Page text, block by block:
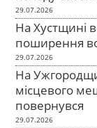
29.07.2026
На Хустщині
поширення
29.07.2026
На
місцевого
повернувся
29.07.2026